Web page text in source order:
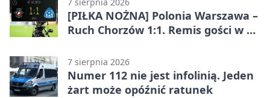
7 sierpnia 2026
[PIŁKA NOŻNA] Polonia Warszawa –
Ruch Chorzów 1:1. Remis gości w 3.
7 sierpnia 2026
Numer 112 nie jest infolinią. Jeden
żart może opóźnić ratunek